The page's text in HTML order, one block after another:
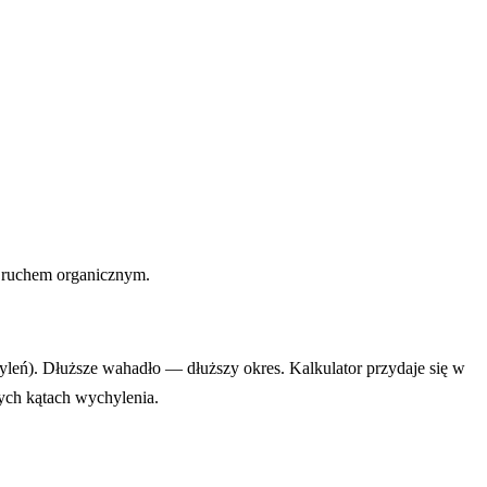
organicznym.
Dłuższe wahadło — dłuższy okres. Kalkulator przydaje się w
kątach wychylenia.